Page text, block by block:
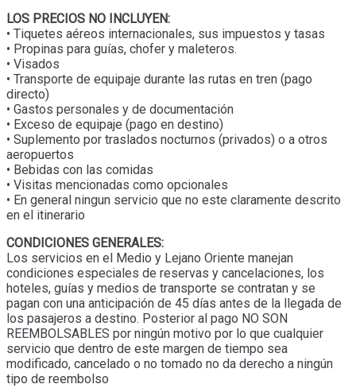
LOS PRECIOS NO INCLUYEN:
• Tiquetes aéreos internacionales, sus impuestos y tasas
• Propinas para guías, chofer y maleteros.
• Visados
• Transporte de equipaje durante las rutas en tren (pago
directo)
• Gastos personales y de documentación
• Exceso de equipaje (pago en destino)
• Suplemento por traslados nocturnos (privados) o a otros
aeropuertos
• Bebidas con las comidas
• Visitas mencionadas como opcionales
• En general ningun servicio que no este claramente descrito
en el itinerario
CONDICIONES GENERALES:
Los servicios en el Medio y Lejano Oriente manejan
condiciones especiales de reservas y cancelaciones, los
hoteles, guías y medios de transporte se contratan y se
pagan con una anticipación de 45 días antes de la llegada de
los pasajeros a destino. Posterior al pago NO SON
REEMBOLSABLES por ningún motivo por lo que cualquier
servicio que dentro de este margen de tiempo sea
modificado, cancelado o no tomado no da derecho a ningún
tipo de reembolso